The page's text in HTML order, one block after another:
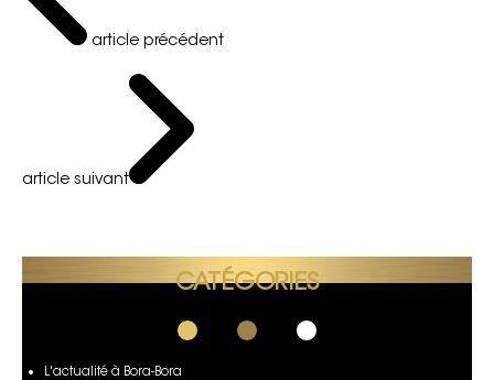
article précédent
article suivant
CATÉGORIES
L'actualité à Bora-Bora